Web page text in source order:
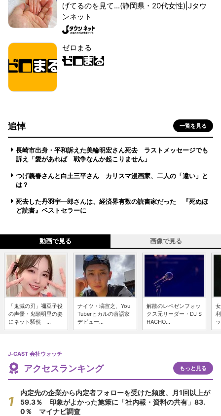
げてるのを見て...(静岡県・20代女性)|Jタウ
ンネット
ゼロまる
追悼 一覧を見る
長崎市出身・平和訴えた美輪明宏さん死去 ラストメッセージでも
訴え「愛があれば 戦争なんか起こりません」
つげ義春さんと白土三平さん カリスマ漫画家、二人の「違い」と
は？
死去した丹羽宇一郎さんは、経済界有数の読書家だった 『死ぬほ
ど読書』ベストセラーに
動画で見る 画像で見る
「鬼滅の刃」禰豆子役
の声優・鬼頭明里の姿
にネット騒然 ...
ナイツ・塙宣之、You
Tuberヒカルの落語家
デビュー...
解散のレペゼンフォッ
クス元リーダー・DJ S
HACHO...
J-CAST 会社ウォッチ
アクセスランキング もっと見る
内定先の企業から内定者フォローを受けた頻度、月1回以上が
59.3％ 印象がよかった施策に「社内報・資料の共有」83.
0％ マイナビ調査